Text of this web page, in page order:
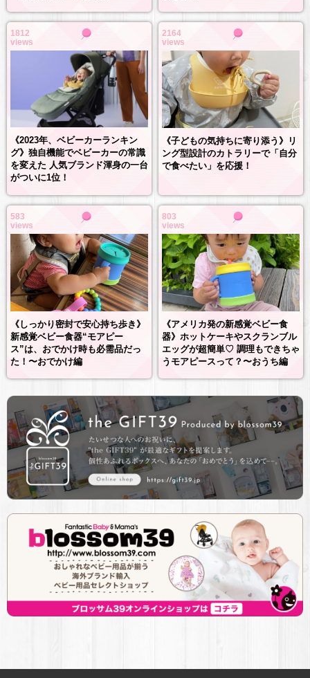
1812
views
《2023年、ベビーカーランキン
グ》独自機能でベビーカーの常識
を変えた 人気ブランド渾身の一台
がついに1位！
2164
views
《子どもの気持ちに寄り添う》リ
ング型設計のカトラリーで「自分
で食べたい」を応援！
583
views
《しっかり密封で安心持ち歩き》
新感覚ベビー食器“モアピー
ス”は、おでかけ時も必需品だっ
た！〜おでかけ編
803
views
《アメリカ発の新感覚ベビー食
器》ホットケーキやスクランブル
エッグが超簡単♡ 調理もできちゃ
うモアピースって？〜おうち編